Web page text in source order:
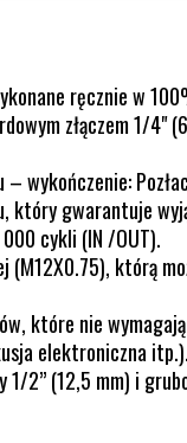
ręcznie w
złączem 1/4"
wykończenie:
który gwarantuje
cykli (IN /OUT).
(M12X0.75), którą
które nie
elektroniczna itp.).
2” (12,5 mm) i